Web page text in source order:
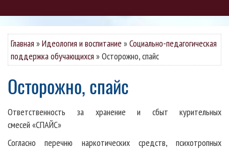
Главная »Идеология и воспитание »Социально-педагогическая
поддержка обучающихся »Осторожно, спайс
Осторожно, спайс
Ответственность за хранение и сбыт курительных
смесей «СПАЙС»
Согласно перечню наркотических средств, психотропных